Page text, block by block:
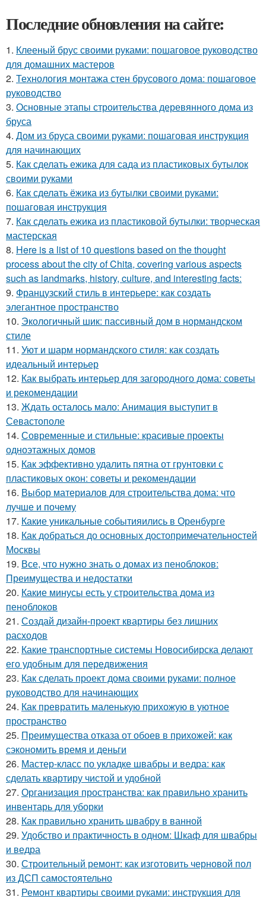
Последние обновления на сайте:
1. Клееный брус своими руками: пошаговое руководство
для домашних мастеров
2. Технология монтажа стен брусового дома: пошаговое
руководство
3. Основные этапы строительства деревянного дома из
бруса
4. Дом из бруса своими руками: пошаговая инструкция
для начинающих
5. Как сделать ежика для сада из пластиковых бутылок
своими руками
6. Как сделать ёжика из бутылки своими руками:
пошаговая инструкция
7. Как сделать ежика из пластиковой бутылки: творческая
мастерская
8. Here is a list of 10 questions based on the thought
process about the city of Chita, covering various aspects
such as landmarks, history, culture, and interesting facts:
9. Французский стиль в интерьере: как создать
элегантное пространство
10. Экологичный шик: пассивный дом в нормандском
стиле
11. Уют и шарм нормандского стиля: как создать
идеальный интерьер
12. Как выбрать интерьер для загородного дома: советы
и рекомендации
13. Ждать осталось мало: Анимация выступит в
Севастополе
14. Современные и стильные: красивые проекты
одноэтажных домов
15. Как эффективно удалить пятна от грунтовки с
пластиковых окон: советы и рекомендации
16. Выбор материалов для строительства дома: что
лучше и почему
17. Какие уникальные событияились в Оренбурге
18. Как добраться до основных достопримечательностей
Москвы
19. Все, что нужно знать о домах из пеноблоков:
Преимущества и недостатки
20. Какие минусы есть у строительства дома из
пеноблоков
21. Создай дизайн-проект квартиры без лишних
расходов
22. Какие транспортные системы Новосибирска делают
его удобным для передвижения
23. Как сделать проект дома своими руками: полное
руководство для начинающих
24. Как превратить маленькую прихожую в уютное
пространство
25. Преимущества отказа от обоев в прихожей: как
сэкономить время и деньги
26. Мастер-класс по укладке швабры и ведра: как
сделать квартиру чистой и удобной
27. Организация пространства: как правильно хранить
инвентарь для уборки
28. Как правильно хранить швабру в ванной
29. Удобство и практичность в одном: Шкаф для швабры
и ведра
30. Строительный ремонт: как изготовить черновой пол
из ДСП самостоятельно
31. Ремонт квартиры своими руками: инструкция для